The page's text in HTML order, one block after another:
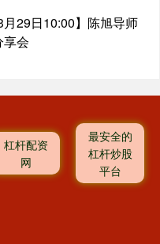
29日10:00】陈旭导师
会
杠杆配资
网
最安全的
杠杆炒股
平台